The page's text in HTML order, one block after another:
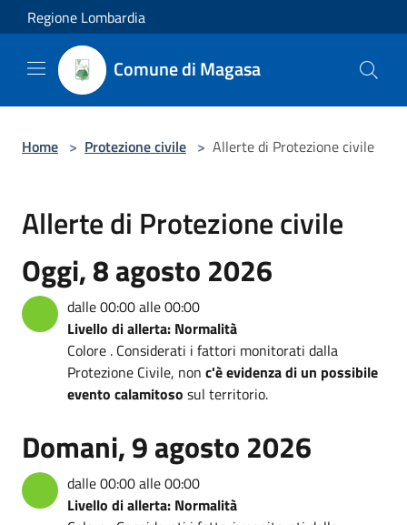
Salta al contenuto principale
Regione Lombardia
Comune di Magasa
Home > Protezione civile > Allerte di Protezione civile
Allerte di Protezione civile
Oggi, 8 agosto 2026
dalle 00:00 alle 00:00
Livello di allerta: Normalità
Colore . Considerati i fattori monitorati dalla
Protezione Civile, non c'è evidenza di un possibile
evento calamitoso sul territorio.
Domani, 9 agosto 2026
dalle 00:00 alle 00:00
Livello di allerta: Normalità